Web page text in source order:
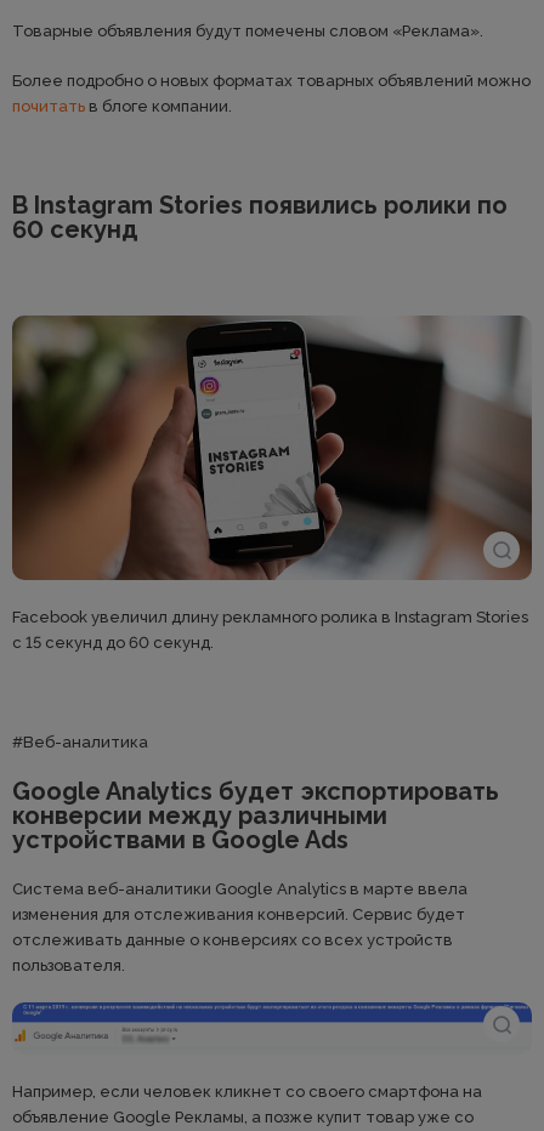
Товарные объявления будут помечены словом «Реклама».
Более подробно о новых форматах товарных объявлений можно
почитать в блоге компании.
В Instagram Stories появились ролики по
60 секунд
Facebook увеличил длину рекламного ролика в Instagram Stories
с 15 секунд до 60 секунд.
#Веб-аналитика
Google Analytics будет экспортировать
конверсии между различными
устройствами в Google Ads
Система веб-аналитики Google Analytics в марте ввела
изменения для отслеживания конверсий. Сервис будет
отслеживать данные о конверсиях со всех устройств
пользователя.
Например, если человек кликнет со своего смартфона на
объявление Google Рекламы, а позже купит товар уже со